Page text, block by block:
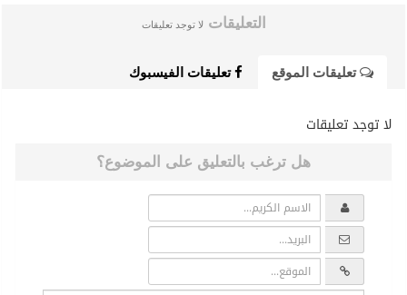
التعليقات لا توجد تعليقات
تعليقات الموقع تعليقات الفيسبوك
لا توجد تعليقات
هل ترغب بالتعليق على الموضوع؟